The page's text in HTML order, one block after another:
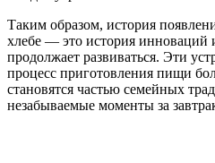
Таким образом, история
хлебе — это история инноваций
продолжает развиваться. Эти
процесс приготовления пищи
становятся частью семейных
незабываемые моменты за